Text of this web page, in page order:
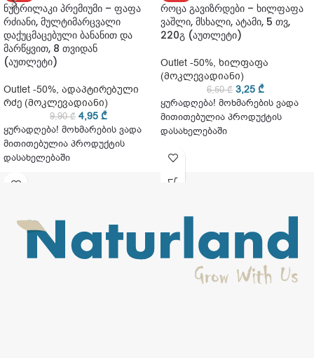
ნუტრილაკი პრემიუმი – ფაფა
რძიანი, მულტიმარცვალი
დაქუცმაცებული ბანანით და
მარწყვით, 8 თვიდან
(აუთლეტი)
Outlet -50%, ადაპტირებული
რძე (მოკლევადიანი)
9,90₾ 4,95 ₾
ყურადღება! მოხმარების ვადა
მითითებულია პროდუქტის
დასახელებაში
როცა გავიზრდები – ხილფაფა
ვაშლი, მსხალი, ატამი, 5 თვ,
220გ (აუთლეტი)
Outlet -50%, ხილფაფა
(მოკლევადიანი)
6,50₾ 3,25 ₾
ყურადღება! მოხმარების ვადა
მითითებულია პროდუქტის
დასახელებაში